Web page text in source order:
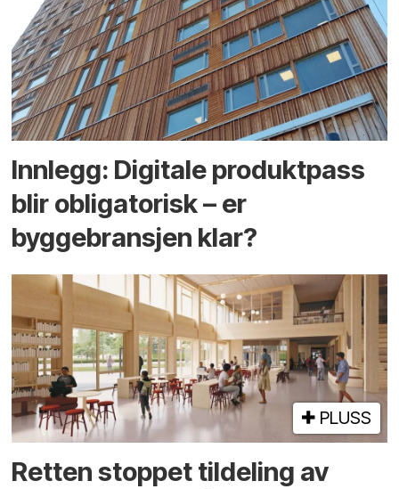
Innlegg: Digitale produktpass
blir obligatorisk – er
byggebransjen klar?
PLUSS
Retten stoppet tildeling av